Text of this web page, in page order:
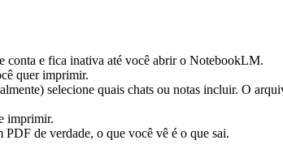
conta e fica inativa até você abrir o NotebookLM.
quer imprimir.
selecione quais chats ou notas incluir. O
imprimir.
de verdade, o que você vê é o que sai.